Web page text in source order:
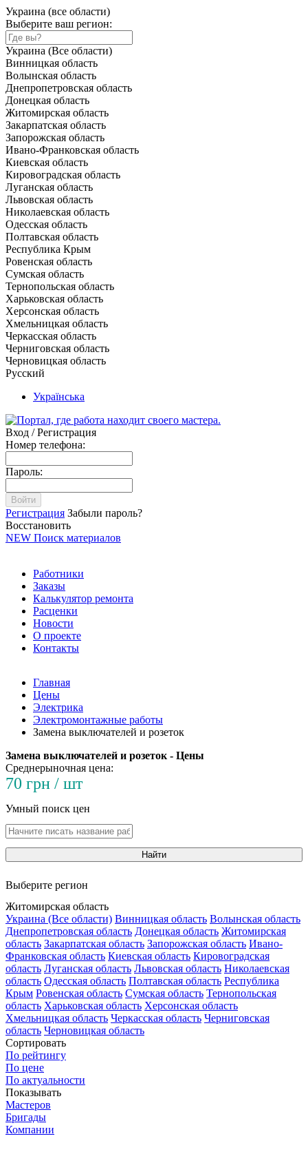
Украина (все области)
Выберите ваш регион:
Украина (Все области)
Винницкая область
Волынская область
Днепропетровская область
Донецкая область
Житомирская область
Закарпатская область
Запорожская область
Ивано-Франковская область
Киевская область
Кировоградская область
Луганская область
Львовская область
Николаевская область
Одесская область
Полтавская область
Республика Крым
Ровенская область
Сумская область
Тернопольская область
Харьковская область
Херсонская область
Хмельницкая область
Черкасская область
Черниговская область
Черновицкая область
Русский
Українська
Вход / Регистрация
Номер телефона:
Пароль:
Войти
Регистрация Забыли пароль?
Восстановить
NEW Поиск материалов
Работники
Заказы
Калькулятор ремонта
Расценки
Новости
О проекте
Контакты
Главная
Цены
Электрика
Электромонтажные работы
Замена выключателей и розеток
Замена выключателей и розеток - Цены
Среднерыночная цена:
70 грн / шт
Умный поиск цен
Найти
Выберите регион
Житомирская область
Украина (Все области) Винницкая область Волынская область
Днепропетровская область Донецкая область Житомирская
область Закарпатская область Запорожская область Ивано-
Франковская область Киевская область Кировоградская
область Луганская область Львовская область Николаевская
область Одесская область Полтавская область Республика
Крым Ровенская область Сумская область Тернопольская
область Харьковская область Херсонская область
Хмельницкая область Черкасская область Черниговская
область Черновицкая область
Сортировать
По рейтингу
По цене
По актуальности
Показывать
Мастеров
Бригады
Компании